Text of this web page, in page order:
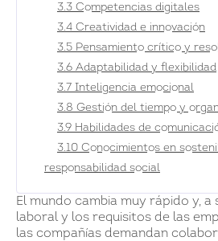
3.3 Competencias digitales
3.4 Creatividad e innovación
3.5 Pensamiento crítico y
3.6 Adaptabilidad y flexibilidad
3.7 Inteligencia emocional
3.8 Gestión del tiempo y
3.9 Habilidades de
3.10 Conocimientos en
responsabilidad social
El mundo cambia muy rápido y, a
laboral y los requisitos de las
las compañías demandan